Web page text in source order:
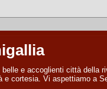
e accoglienti città della
e cortesia. Vi aspettiamo a